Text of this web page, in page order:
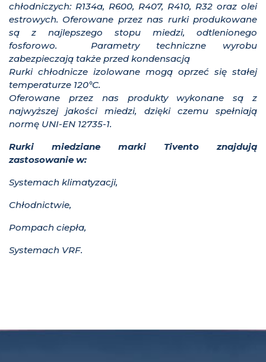
chłodniczych: R134a, R600, R407, R410, R32 oraz olei
estrowych. Oferowane przez nas rurki produkowane
są z najlepszego stopu miedzi, odtlenionego
fosforowo. Parametry techniczne wyrobu
zabezpieczają także przed kondensacją
Rurki chłodnicze izolowane mogą oprzeć się stałej
temperaturze 120°C.
Oferowane przez nas produkty wykonane są z
najwyższej jakości miedzi, dzięki czemu spełniają
normę UNI-EN 12735-1.
Rurki miedziane marki Tivento znajdują
zastosowanie w:
Systemach klimatyzacji,
Chłodnictwie,
Pompach ciepła,
Systemach VRF.